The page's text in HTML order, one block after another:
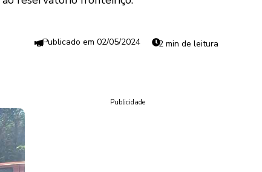
02/05/2024 2 min de leitura
Publicidade